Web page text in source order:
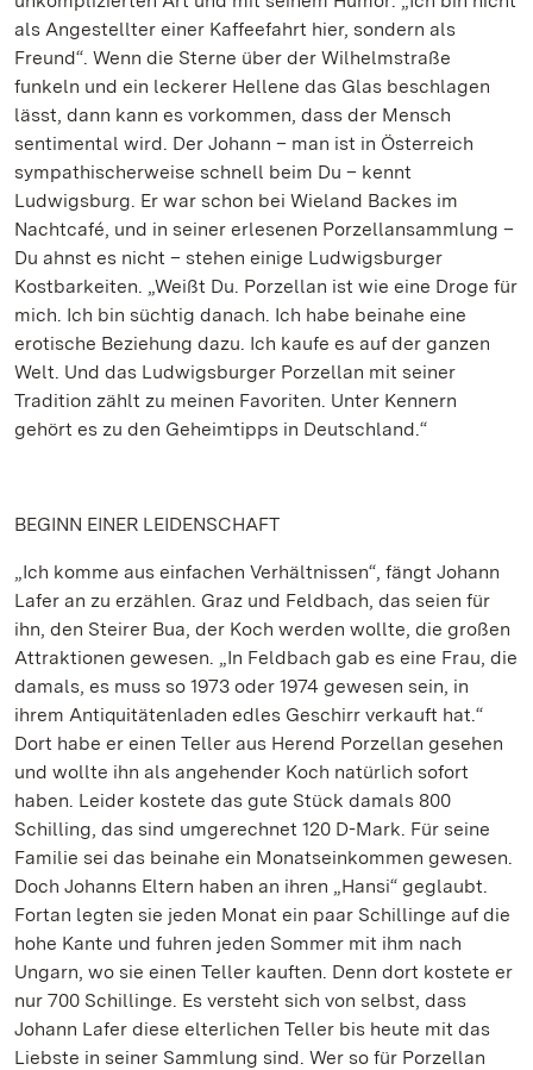
als Angestellter einer Kaffeefahrt hier, sondern als
Freund“. Wenn die Sterne über der Wilhelmstraße
funkeln und ein leckerer Hellene das Glas beschlagen
lässt, dann kann es vorkommen, dass der Mensch
sentimental wird. Der Johann – man ist in Österreich
sympathischerweise schnell beim Du – kennt
Ludwigsburg. Er war schon bei Wieland Backes im
Nachtcafé, und in seiner erlesenen Porzellansammlung –
Du ahnst es nicht – stehen einige Ludwigsburger
Kostbarkeiten. „Weißt Du. Porzellan ist wie eine Droge für
mich. Ich bin süchtig danach. Ich habe beinahe eine
erotische Beziehung dazu. Ich kaufe es auf der ganzen
Welt. Und das Ludwigsburger Porzellan mit seiner
Tradition zählt zu meinen Favoriten. Unter Kennern
gehört es zu den Geheimtipps in Deutschland.“
BEGINN EINER LEIDENSCHAFT
„Ich komme aus einfachen Verhältnissen“, fängt Johann
Lafer an zu erzählen. Graz und Feldbach, das seien für
ihn, den Steirer Bua, der Koch werden wollte, die großen
Attraktionen gewesen. „In Feldbach gab es eine Frau, die
damals, es muss so 1973 oder 1974 gewesen sein, in
ihrem Antiquitätenladen edles Geschirr verkauft hat.“
Dort habe er einen Teller aus Herend Porzellan gesehen
und wollte ihn als angehender Koch natürlich sofort
haben. Leider kostete das gute Stück damals 800
Schilling, das sind umgerechnet 120 D-Mark. Für seine
Familie sei das beinahe ein Monatseinkommen gewesen.
Doch Johanns Eltern haben an ihren „Hansi“ geglaubt.
Fortan legten sie jeden Monat ein paar Schillinge auf die
hohe Kante und fuhren jeden Sommer mit ihm nach
Ungarn, wo sie einen Teller kauften. Denn dort kostete er
nur 700 Schillinge. Es versteht sich von selbst, dass
Johann Lafer diese elterlichen Teller bis heute mit das
Liebste in seiner Sammlung sind. Wer so für Porzellan